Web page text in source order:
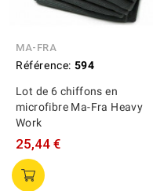
MA-FRA
Référence: 594
Lot de 6 chiffons en
microfibre Ma-Fra Heavy
Work
25,44 €